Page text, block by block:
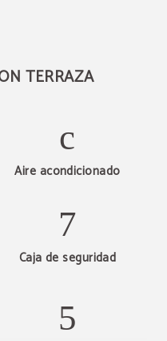
TERRAZA
Aire acondicionado
Caja de seguridad